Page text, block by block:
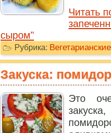
Читать
сыром"
Рубрика:
Закуска:
Это